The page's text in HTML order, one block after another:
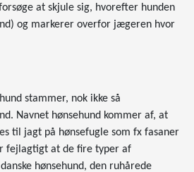
at skjule sig, hvorefter hunden
og markerer overfor jægeren hvor
stammer, nok ikke så
Navnet hønsehund kommer af, at
til jagt på hønsefugle som fx fasaner
fejlagtigt at de fire typer af
hønsehund, den ruhårede